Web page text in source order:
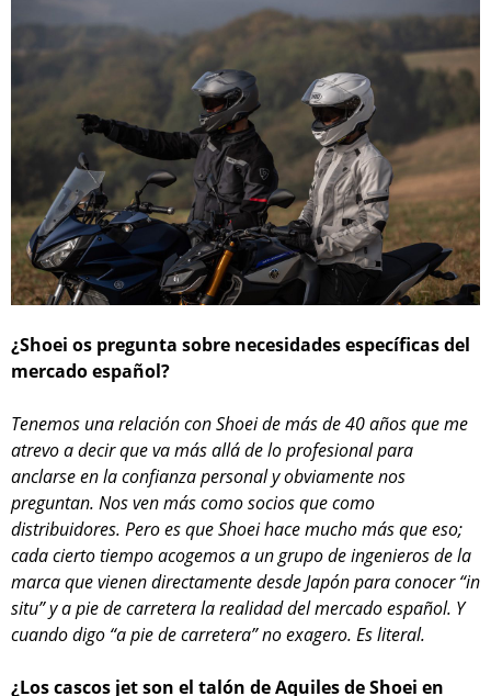
¿Shoei os pregunta sobre necesidades específicas del
mercado español?
Tenemos una relación con Shoei de más de 40 años que me
atrevo a decir que va más allá de lo profesional para
anclarse en la confianza personal y obviamente nos
preguntan. Nos ven más como socios que como
distribuidores. Pero es que Shoei hace mucho más que eso;
cada cierto tiempo acogemos a un grupo de ingenieros de la
marca que vienen directamente desde Japón para conocer “in
situ” y a pie de carretera la realidad del mercado español. Y
cuando digo “a pie de carretera” no exagero. Es literal.
¿Los cascos jet son el talón de Aquiles de Shoei en